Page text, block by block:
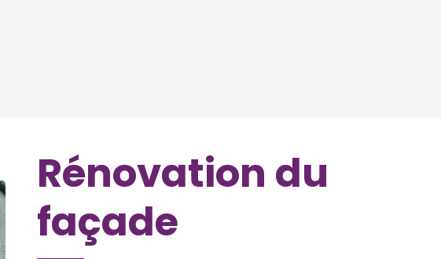
Rénovation du
façade